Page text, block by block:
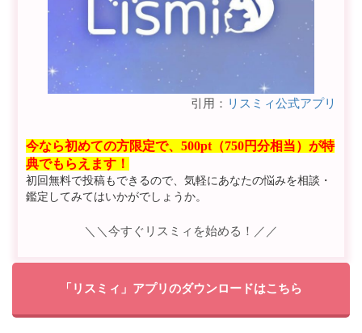
引用： リスミィ公式アプリ
今なら初めての方限定で、500pt（750円分相当）が特
典でもらえます！
初回無料で投稿もできるので、気軽にあなたの悩みを相談・
鑑定してみてはいかがでしょうか。
＼＼今すぐリスミィを始める！／／
「リスミィ」アプリのダウンロードはこちら